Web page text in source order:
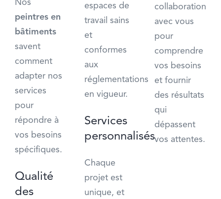
peintres en
bâtiments
savent
comment
adapter nos
services
pour
répondre à
vos besoins
spécifiques.
Qualité
des
espaces de
travail sains
et
conformes
aux
réglementations
en vigueur.
Services
personnalisés
Chaque
projet est
unique, et
collaboration
avec vous
pour
comprendre
vos besoins
et fournir
des résultats
qui
dépassent
vos attentes.